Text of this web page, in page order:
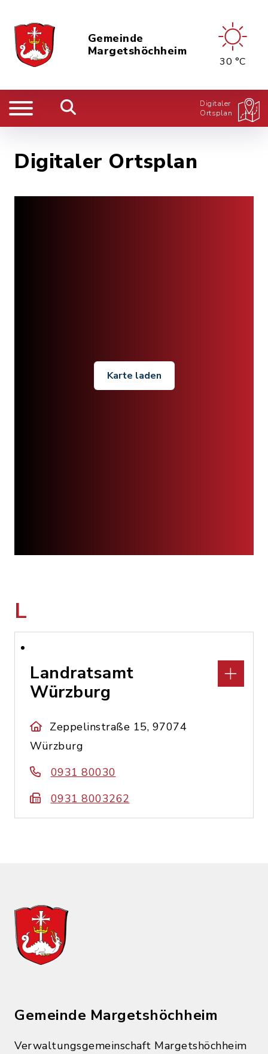
Gemeinde
Margetshöchheim
30 °C
Digitaler
Ortsplan
Digitaler Ortsplan
Karte laden
L
Landratsamt
Würzburg
Zeppelinstraße 15, 97074
Würzburg
0931 80030
0931 8003262
Gemeinde Margetshöchheim
Verwaltungsgemeinschaft Margetshöchheim